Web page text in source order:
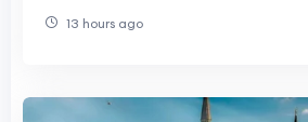
13 hours ago